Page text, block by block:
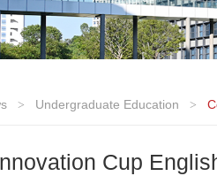
> Undergraduate Education >
Cup